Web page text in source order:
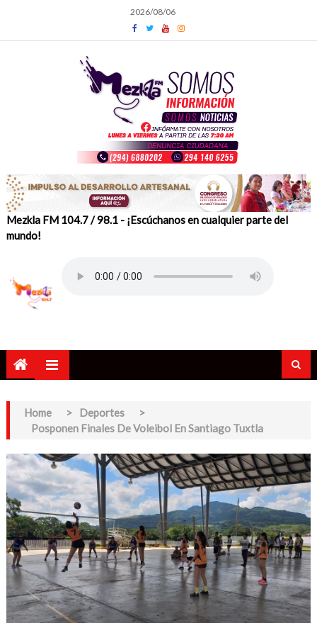
content
2026/08/06
Mezkla FM 104.7 / 98.1 - ¡Escúchanos en cualquier parte del
mundo!
Home > Deportes
>
Posponen Finales De Voleibol En Santiago Tuxtla